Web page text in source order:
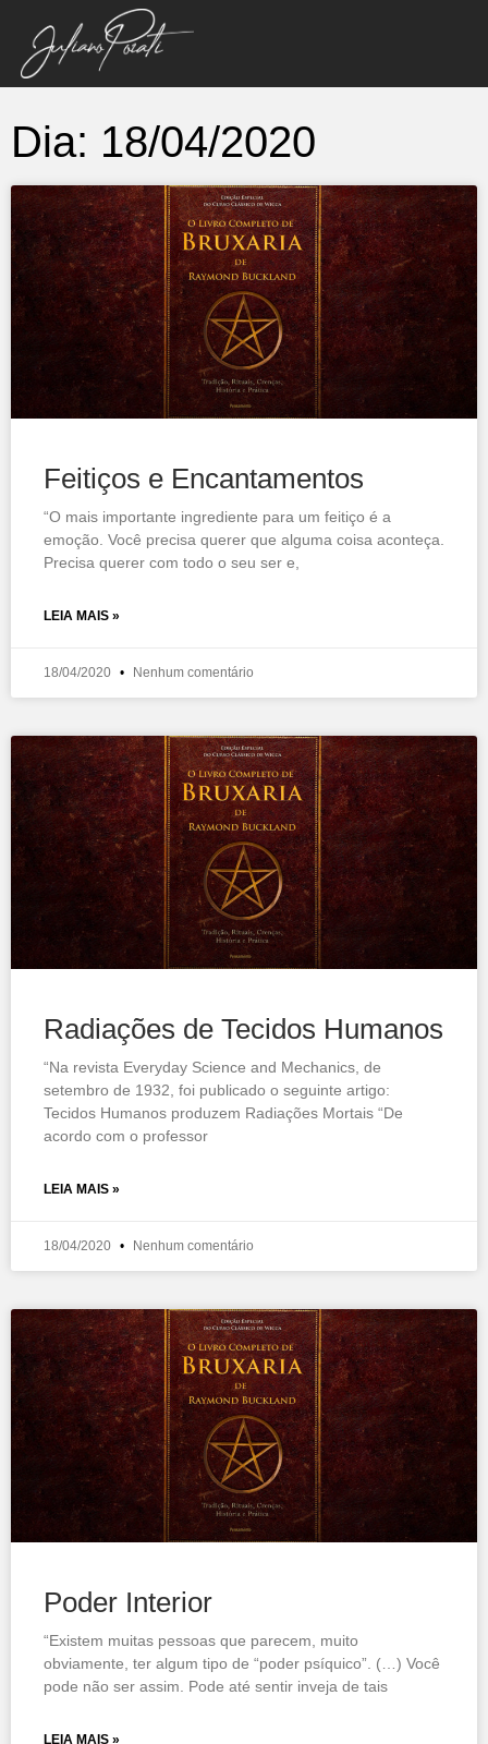
Dia: 18/04/2020
Feitiços e Encantamentos
“O mais importante ingrediente para um feitiço é a
emoção. Você precisa querer que alguma coisa aconteça.
Precisa querer com todo o seu ser e,
LEIA MAIS »
18/04/2020 Nenhum comentário
Radiações de Tecidos Humanos
“Na revista Everyday Science and Mechanics, de
setembro de 1932, foi publicado o seguinte artigo:
Tecidos Humanos produzem Radiações Mortais “De
acordo com o professor
LEIA MAIS »
18/04/2020 Nenhum comentário
Poder Interior
“Existem muitas pessoas que parecem, muito
obviamente, ter algum tipo de “poder psíquico”. (…) Você
pode não ser assim. Pode até sentir inveja de tais
LEIA MAIS »